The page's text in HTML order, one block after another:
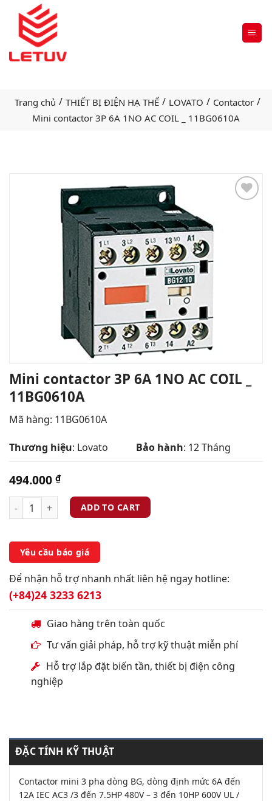
Trang chủ / THIẾT BỊ ĐIỆN HẠ THẾ / LOVATO / Contactor /
Mini contactor 3P 6A 1NO AC COIL _ 11BG0610A
Mini contactor 3P 6A 1NO AC COIL _
11BG0610A
Mã hàng: 11BG0610A
Thương hiệu: Lovato Bảo hành: 12 Tháng
494.000 ₫
ADD TO CART
Yêu cầu báo giá
Để nhận hỗ trợ nhanh nhất liên hệ ngay hotline:
(+84)24 3233 6213
Giao hàng trên toàn quốc
Tư vấn giải pháp, hỗ trợ kỹ thuật miễn phí
Hỗ trợ lắp đặt biến tần, thiết bị điện công
nghiệp
ĐẶC TÍNH KỸ THUẬT
Contactor mini 3 pha dòng BG, dòng định mức 6A đến
12A IEC AC3 /3 đến 7.5HP 480V – 3 đến 10HP 600V UL /